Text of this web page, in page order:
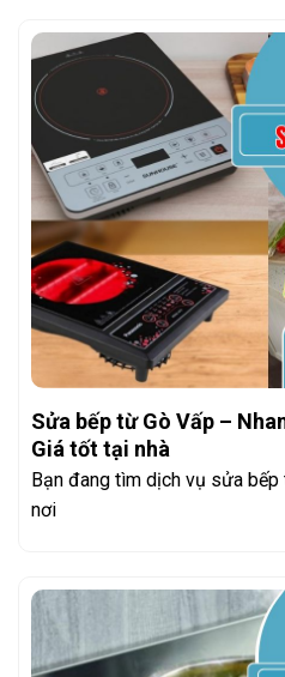
Sửa bếp từ Gò Vấp –
Giá tốt tại nhà
Bạn đang tìm dịch vụ sửa
nơi